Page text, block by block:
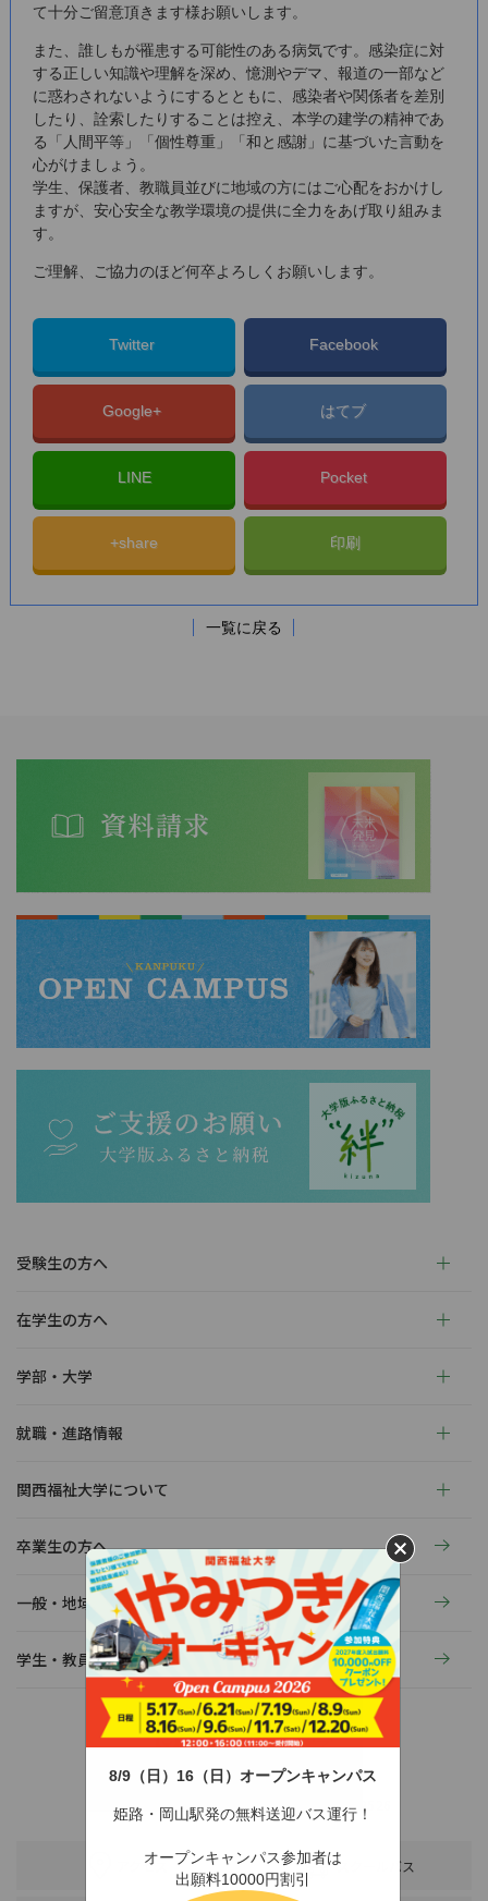
8/9（日）16（日）オープンキャンパス
姫路・岡山駅発の無料送迎バス運行！
オープンキャンパス参加者は
出願料10000円割引
て十分ご留意頂きます様お願いします。
また、誰しもが罹患する可能性のある病気です。感染症に対
する正しい知識や理解を深め、憶測やデマ、報道の一部など
に惑わされないようにするとともに、感染者や関係者を差別
したり、詮索したりすることは控え、本学の建学の精神であ
る「人間平等」「個性尊重」「和と感謝」に基づいた言動を
心がけましょう。
学生、保護者、教職員並びに地域の方にはご心配をおかけし
ますが、安心安全な教学環境の提供に全力をあげ取り組みま
す。
ご理解、ご協力のほど何卒よろしくお願いします。
Twitter Facebook
Google+ はてブ
LINE Pocket
+share 印刷
一覧に戻る
受験生の方へ
在学生の方へ
学部・大学
就職・進路情報
関西福祉大学について
卒業生の方へ
一般・地域の方へ
学生・教員の活動
〒678-0255 兵庫県赤穂市新田380-3
TEL：0791-46-2525（代）FAX：0791-46-2526
アクセス スクールバス